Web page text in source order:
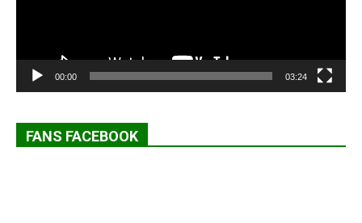
00:00 03:24
FANS FACEBOOK